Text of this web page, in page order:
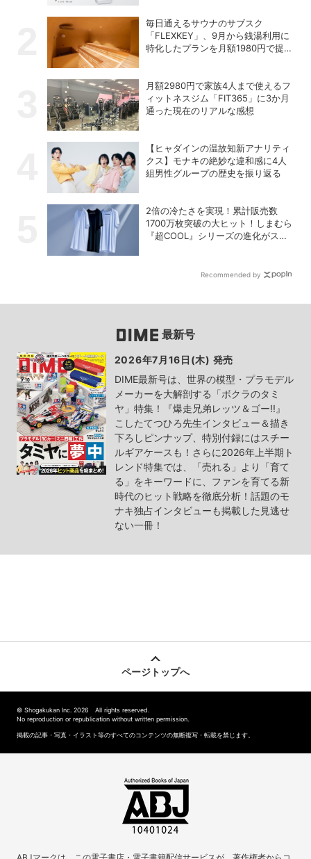
毎日通えるサウナのサブスク
「FLEXKEY」、9月から銭湯利用に
特化したプランを月額1980円で提供
月額2980円で家族4人まで使えるフ
ィットネスジム「FIT365」に3か月
通った現在のリアルな感想
【ヒャダインの温故知新アナリティ
クス】モナキの絶妙な違和感に4人
組男性グループの歴史を振り返る
2倍の冷たさを実現！累計販売数
1700万枚突破の大ヒット！しまむら
『超COOL』シリーズの進化がスゴ
Recommended by
最新号
2026年7月16日(木) 発売
DIME最新号は、世界の模型・プラモデル
メーカーを大解剖する「ボクラのタミ
ヤ」特集！『爆走兄弟レッツ＆ゴー!!』
こしたてつひろ先生インタビュー＆描き
下ろしピンナップ、特別付録にはスチー
ルギアケースも！さらに2026年上半期ト
レンド特集では、「売れる」より「育て
る」をキーワードに、ファンを育てる新
時代のヒット戦略を徹底分析！話題のモ
ナキ独占インタビューも掲載した見逃せ
ない一冊！
ページトップへ
© Shogakukan Inc. 2026 All rights reserved.
No reproduction or republication without written permission.
掲載の記事・写真・イラスト等のすべてのコンテンツの無断複写・転載を禁じます。